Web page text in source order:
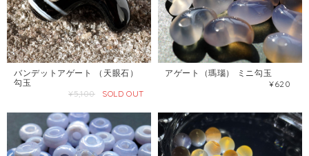
バンデットアゲート （天眼石）
勾玉
¥5,100
SOLD OUT
アゲート（瑪瑙） ミニ勾玉
¥620